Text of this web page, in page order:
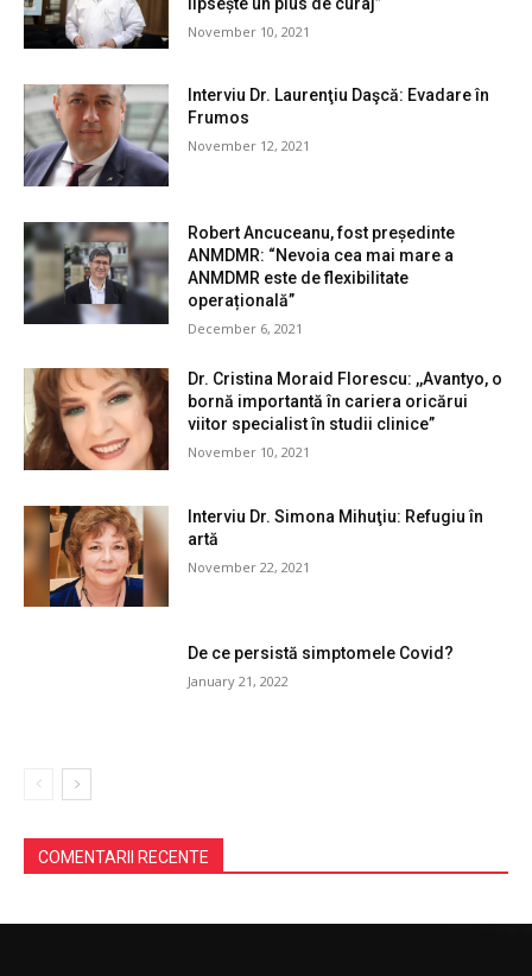
November 10, 2021
Interviu Dr. Laurenţiu Daşcă: Evadare în
Frumos
November 12, 2021
Robert Ancuceanu, fost președinte
ANMDMR: “Nevoia cea mai mare a
ANMDMR este de flexibilitate
operațională”
December 6, 2021
Dr. Cristina Moraid Florescu: ,,Avantyo, o
bornă importantă în cariera oricărui
viitor specialist în studii clinice”
November 10, 2021
Interviu Dr. Simona Mihuţiu: Refugiu în
artă
November 22, 2021
De ce persistă simptomele Covid?
January 21, 2022
COMENTARII RECENTE